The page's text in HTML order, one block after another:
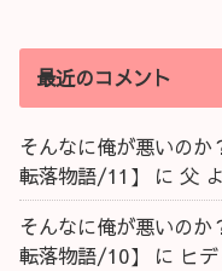
最近のコメント
そんなに俺が悪いのか
転落物語/11】
に父
そんなに俺が悪いのか
転落物語/10】
に ヒ